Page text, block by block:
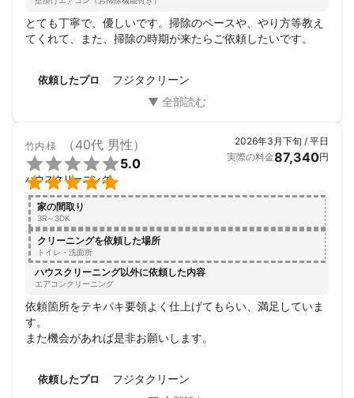
とても丁寧で、優しいです。掃除のペースや、やり方等教え
てくれて、また、掃除の時期が来たらご依頼したいです。
依頼したプロ フジタクリーン
竹内 様 （40代 男性）


5.0
ハウスクリーニング
2026年3月下旬 / 平日
実際の料金87,340円
家の間取り
3R～3DK
クリーニングを依頼した場所
トイレ・洗面所
ハウスクリーニング以外に依頼した内容
エアコンクリーニング
依頼箇所をテキパキ要領よく仕上げてもらい、満足していま
す。
また機会があれば是非お願いします。
依頼したプロ フジタクリーン